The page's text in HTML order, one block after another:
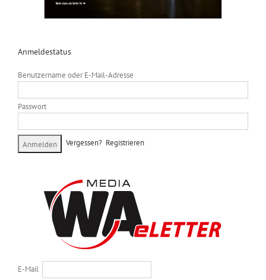
Anmeldestatus
Benutzername oder E-Mail-Adresse
Passwort
Vergessen? Registrieren
E-Mail